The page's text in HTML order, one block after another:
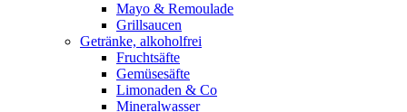
Mayo & Remoulade
Grillsaucen
Getränke, alkoholfrei
Fruchtsäfte
Gemüsesäfte
Limonaden & Co
Mineralwasser